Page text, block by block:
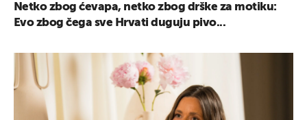
Netko zbog ćevapa, netko zbog drške za motiku:
Evo zbog čega sve Hrvati duguju pivo...